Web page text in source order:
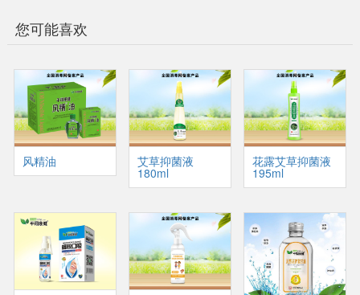
您可能喜欢
风精油 艾草抑菌液
180ml
花露艾草抑菌液
195ml